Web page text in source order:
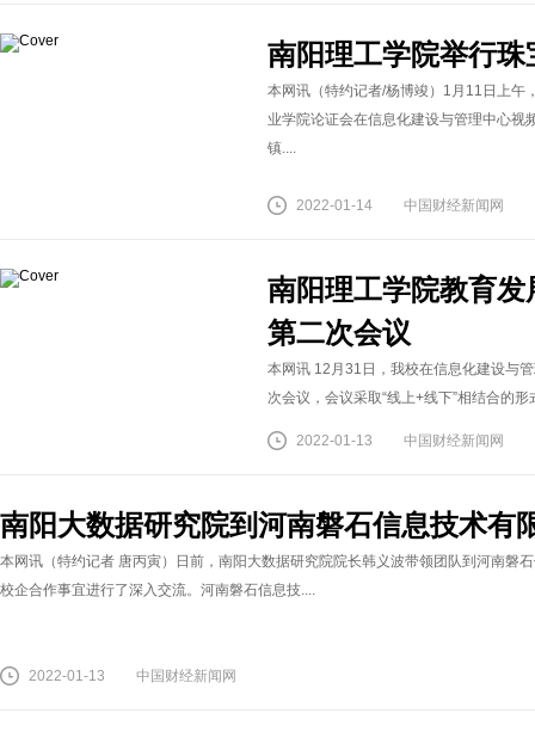
南阳理工学院举行
本网讯（特约记者/杨博竣）1月11日上午
业学院论证会在信息化建设与管理中心视
镇....
2022-01-14 中国财经新闻网
南阳理工学院教育
第二次会议
本网讯 12月31日，我校在信息化建设与
次会议，会议采取“线上+线下”相结合的
2022-01-13 中国财经新闻网
南阳大数据研究院到河南磐石信息技术有
本网讯（特约记者 唐丙寅）日前，南阳大数据研究院院长韩义波带领团队到河南磐
校企合作事宜进行了深入交流。河南磐石信息技....
2022-01-13 中国财经新闻网